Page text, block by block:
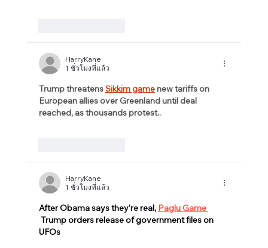
HarryKane
1 ชั่วโมงที่แล้ว
Trump threatens Sikkim game new tariffs on
European allies over Greenland until deal
reached, as thousands protest..
HarryKane
1 ชั่วโมงที่แล้ว
After Obama says they're real, Paglu Game
Trump orders release of government files on
UFOs